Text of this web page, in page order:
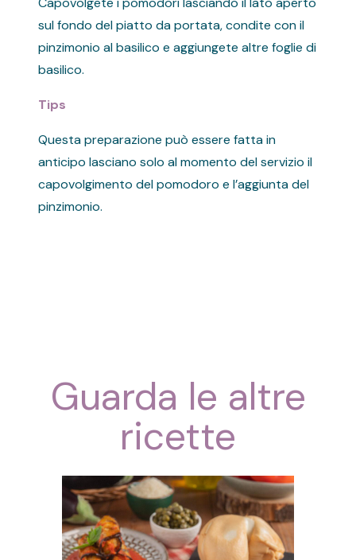
sul fondo del piatto da portata, condite con il
pinzimonio al basilico e aggiungete altre foglie di
basilico.
Tips
Questa preparazione può essere fatta in
anticipo lasciano solo al momento del servizio il
capovolgimento del pomodoro e l’aggiunta del
pinzimonio.
Guarda le altre
ricette